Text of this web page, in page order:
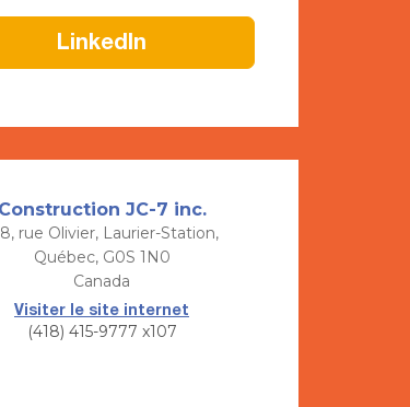
LinkedIn
Construction JC-7 inc.
rue Olivier, Laurier-Station,
Québec, G0S 1N0
Canada
Visiter le site internet
(418) 415-9777 x107